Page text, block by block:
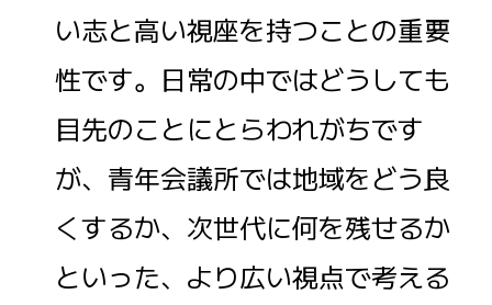
い志と高い視座を持つことの重要
性です。日常の中ではどうしても
目先のことにとらわれがちです
が、青年会議所では地域をどう良
くするか、次世代に何を残せるか
といった、より広い視点で考える